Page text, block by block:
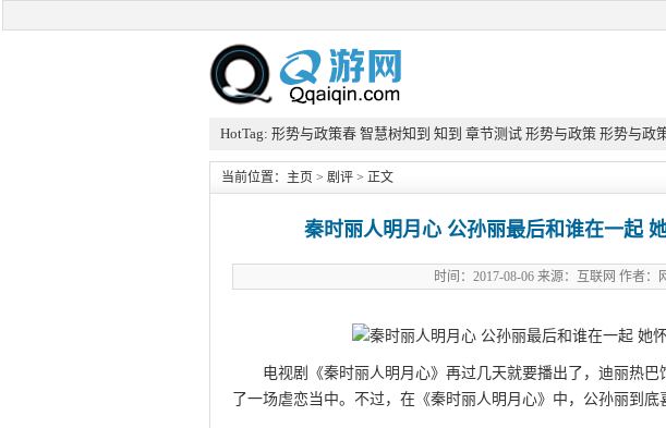
HotTag: 形势与政策春 智慧树知到 知到 章节测试 形势与政策 形势与政
当前位置： 主页 > 剧评 > 正文
秦时丽人明月心 公孙丽最后和谁在一起
时间：2017-08-06 来源：互联网 作者：
电视剧《秦时丽人明月心》再过几天就要播出了，迪丽热
了一场虐恋当中。不过，在《秦时丽人明月心》中，公孙丽到底